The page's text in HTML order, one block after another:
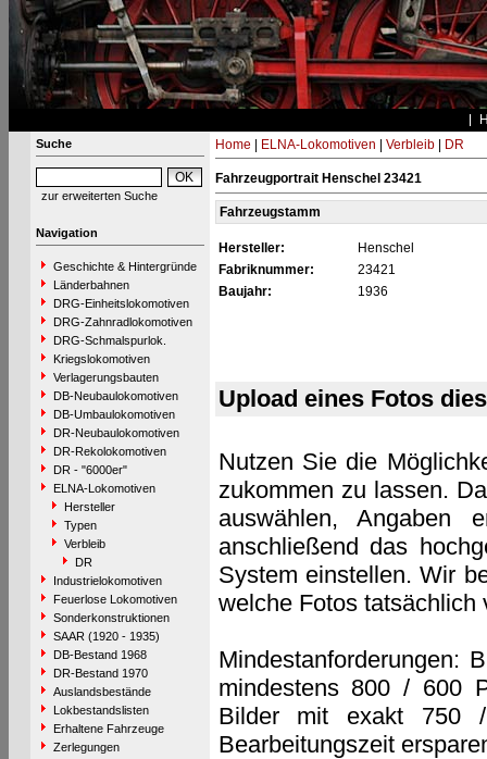
Suche
zur erweiterten Suche
Navigation
Geschichte & Hintergründe
Länderbahnen
DRG-Einheitslokomotiven
DRG-Zahnradlokomotiven
DRG-Schmalspurlok.
Kriegslokomotiven
Verlagerungsbauten
DB-Neubaulokomotiven
DB-Umbaulokomotiven
DR-Neubaulokomotiven
DR-Rekolokomotiven
DR - "6000er"
ELNA-Lokomotiven
Hersteller
Typen
Verbleib
DR
Industrielokomotiven
Feuerlose Lokomotiven
Sonderkonstruktionen
SAAR (1920 - 1935)
DB-Bestand 1968
DR-Bestand 1970
Auslandsbestände
Lokbestandslisten
Erhaltene Fahrzeuge
Zerlegungen
Home ELNA-Lokomotiven Verbleib| DR
Fahrzeugportrait Henschel 23421
Fahrzeugstamm
Hersteller:
Henschel
Fabriknummer:
23421
Baujahr:
1936
Upload eines Fotos
Nutzen Sie die
zukommen zu lassen.
auswählen, Angaben
anschließend das
System einstellen. Wir
welche Fotos tatsächlich
Mindestanforderungen:
mindestens 800 / 600
Bilder mit exakt 750
Bearbeitungszeit